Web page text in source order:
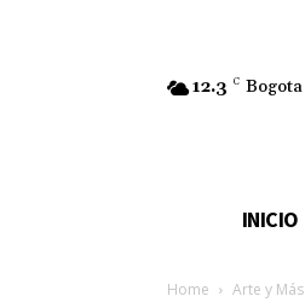
12.3 C Bogota
INICIO
Home Arte y Más